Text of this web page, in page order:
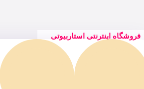
فروشگاه اینترنتی استاربیوتی